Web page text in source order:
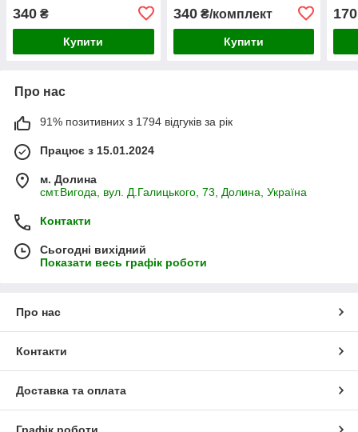
340 ₴
Купити
340₴/комплект
Купити
170
Про нас
91% позитивних з 1794 відгуків за рік
Працює з 15.01.2024
м. Долина
смт.Вигода, вул. Д.Галицького, 73, Долина, Україна
Контакти
Сьогодні вихідний
Показати весь графік роботи
Про нас
Контакти
Доставка та оплата